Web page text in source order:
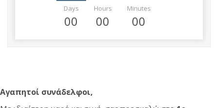
Days
00
Hours
00
Minutes
00
Αγαπητοί συνάδελφοι,